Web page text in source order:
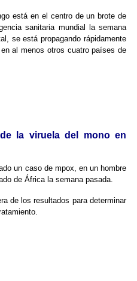
está en el centro de un brote de
sanitaria mundial la semana
se está propagando rápidamente
al menos otros cuatro países de
la viruela del mono en
un caso de mpox, en un hombre
de África la semana pasada.
de los resultados para determinar